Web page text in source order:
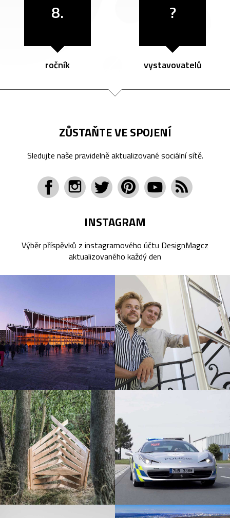
8.
ročník
?
vystavovatelů
ZŮSTAŇTE VE SPOJENÍ
Sledujte naše pravidelně aktualizované sociální sítě.
INSTAGRAM
Výběr příspěvků z instagramového účtu DesignMagcz
aktualizovaného každý den